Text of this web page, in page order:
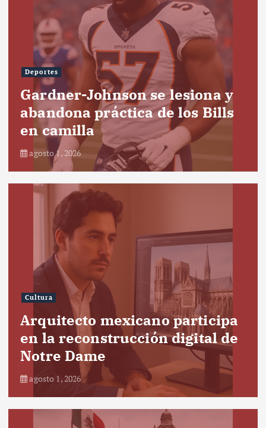
Deportes
Gardner-Johnson se lesiona y
abandona práctica de los Bills
en camilla
agosto 1, 2026
Cultura
Arquitecto mexicano participa
en la reconstrucción digital de
Notre Dame
agosto 1, 2026